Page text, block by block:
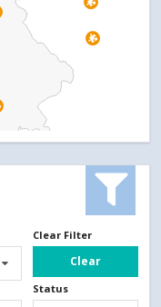
Clear Filter
Clear
Status